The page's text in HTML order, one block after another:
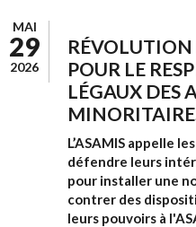
MAI
29
2026
RÉVOLUTION
POUR LE
LÉGAUX DES
L’ASAMIS appelle
défendre leurs
pour installer une
contrer des
leurs pouvoirs à